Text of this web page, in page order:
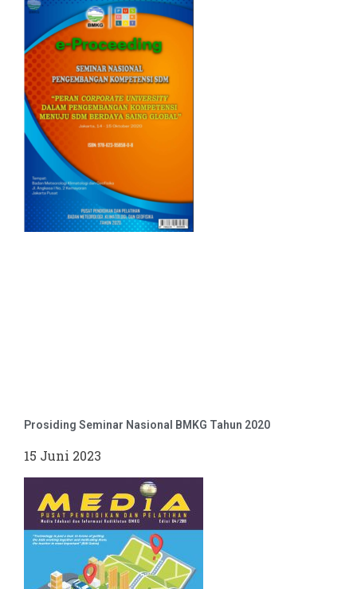
Prosiding Seminar Nasional BMKG Tahun 2020
15 Juni 2023